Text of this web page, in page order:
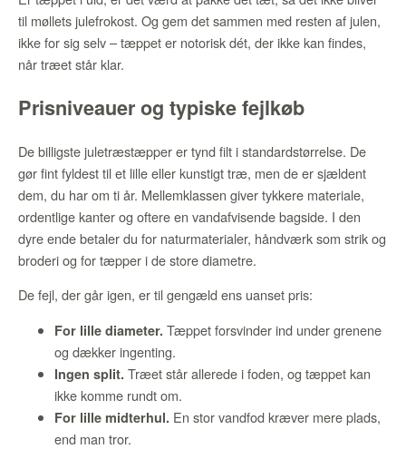
til møllets julefrokost. Og gem det sammen med resten af julen,
ikke for sig selv – tæppet er notorisk dét, der ikke kan findes,
når træet står klar.
Prisniveauer og typiske fejlkøb
De billigste juletræstæpper er tynd filt i standardstørrelse. De
gør fint fyldest til et lille eller kunstigt træ, men de er sjældent
dem, du har om ti år. Mellemklassen giver tykkere materiale,
ordentlige kanter og oftere en vandafvisende bagside. I den
dyre ende betaler du for naturmaterialer, håndværk som strik og
broderi og for tæpper i de store diametre.
De fejl, der går igen, er til gengæld ens uanset pris:
For lille diameter. Tæppet forsvinder ind under grenene
og dækker ingenting.
Ingen split. Træet står allerede i foden, og tæppet kan
ikke komme rundt om.
For lille midterhul. En stor vandfod kræver mere plads,
end man tror.